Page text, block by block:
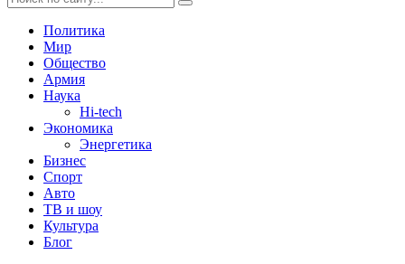
Политика
Мир
Общество
Армия
Наука
Hi-tech
Экономика
Энергетика
Бизнес
Спорт
Авто
ТВ и шоу
Культура
Блог